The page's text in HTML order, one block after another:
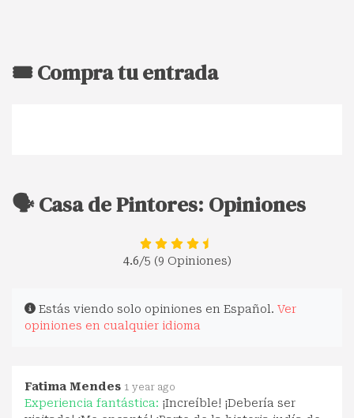
🎟️ Compra tu entrada
🗣️ Casa de Pintores: Opiniones
4.6/5 (9 Opiniones)
Estás viendo solo opiniones en Español. Ver
opiniones en cualquier idioma
Fatima Mendes 1 year ago
Experiencia fantástica: ¡Increíble! ¡Debería ser